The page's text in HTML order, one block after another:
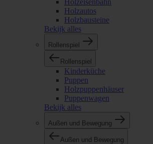
Holzautos
Holzbausteine
Bekijk alles
Rollenspiel
Rollenspiel
Kinderküche
Puppen
Holzpuppenhäuser
Puppenwagen
Bekijk alles
Außen und Bewegung
Außen und Bewegung